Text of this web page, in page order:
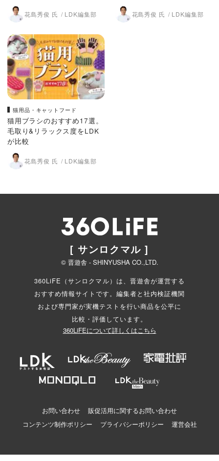
花島秀俊 氏 LDK編集部 花島秀俊 氏 LDK編集部
猫用品・キャットフード
猫用ブラシのおすすめ17選。
毛取り&リラックス度をLDK
が比較
花島秀俊 氏 LDK編集部
[ サンロクマル ]
© 晋遊舎 - SHINYUSHA CO.,LTD.
360LiFE（サンロクマル）は、晋遊舎が運営する
おすすめ情報サイトです。編集者と社内検証機関
および専門家が実機テストを行い商品を公平に
比較・評価しています。
360LiFEについて詳しくはこちら
お問い合わせ
販促活用に関するお問い合わせ
コンテンツ制作ポリシー
プライバシーポリシー 運営会社